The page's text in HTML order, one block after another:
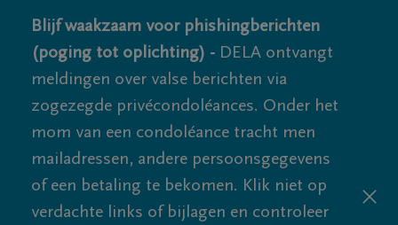
Blijf waakzaam voor phishingberichten
(poging tot oplichting) - DELA ontvangt
meldingen over valse berichten via
zogezegde privécondoléances. Onder het
mom van een condoléance tracht men
mailadressen, andere persoonsgegevens
of een betaling te bekomen. Klik niet op
verdachte links of bijlagen en controleer